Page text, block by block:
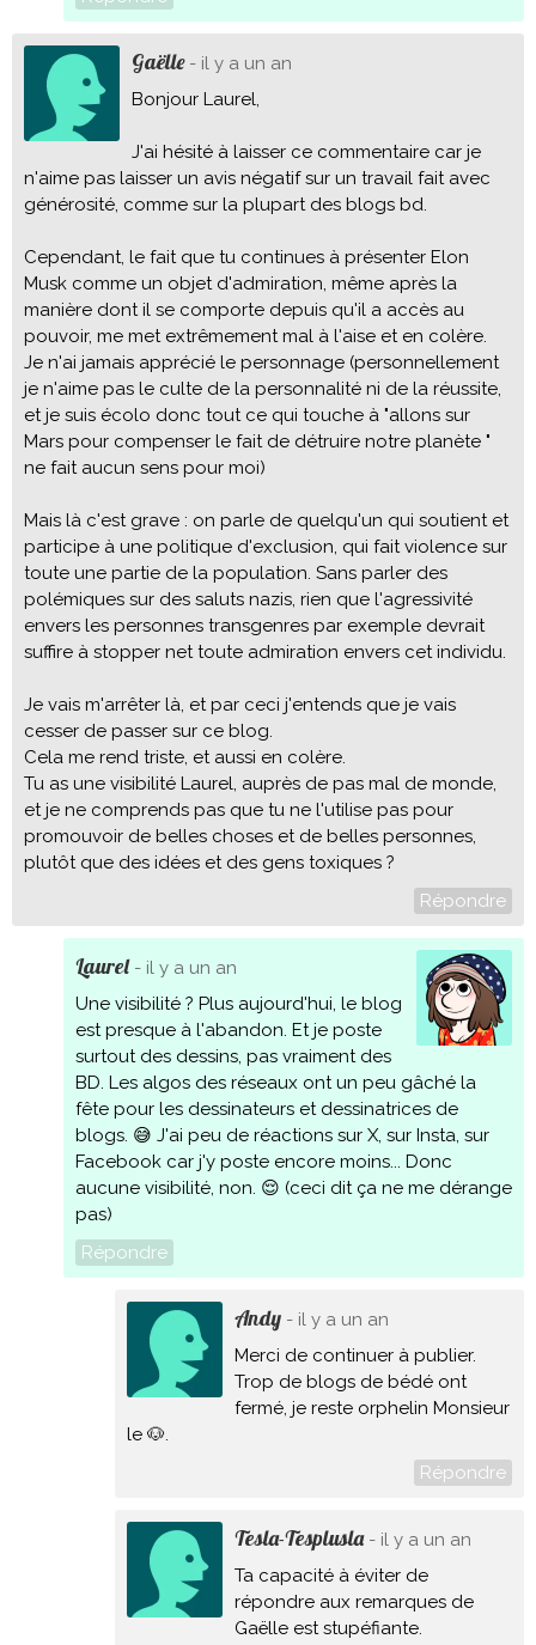
Gaëlle - il y a un an
Bonjour Laurel,
J'ai hésité à laisser ce commentaire car je
n'aime pas laisser un avis négatif sur un travail fait avec
générosité, comme sur la plupart des blogs bd.
Cependant, le fait que tu continues à présenter Elon
Musk comme un objet d'admiration, même après la
manière dont il se comporte depuis qu'il a accès au
pouvoir, me met extrêmement mal à l'aise et en colère.
Je n'ai jamais apprécié le personnage (personnellement
je n'aime pas le culte de la personnalité ni de la réussite,
et je suis écolo donc tout ce qui touche à "allons sur
Mars pour compenser le fait de détruire notre planète "
ne fait aucun sens pour moi)
Mais là c'est grave : on parle de quelqu'un qui soutient et
participe à une politique d'exclusion, qui fait violence sur
toute une partie de la population. Sans parler des
polémiques sur des saluts nazis, rien que l'agressivité
envers les personnes transgenres par exemple devrait
suffire à stopper net toute admiration envers cet individu.
Je vais m'arrêter là, et par ceci j'entends que je vais
cesser de passer sur ce blog.
Cela me rend triste, et aussi en colère.
Tu as une visibilité Laurel, auprès de pas mal de monde,
et je ne comprends pas que tu ne l'utilise pas pour
promouvoir de belles choses et de belles personnes,
plutôt que des idées et des gens toxiques ?
Répondre
Laurel- il y a un an
Une visibilité ? Plus aujourd'hui, le blog
est presque à l'abandon. Et je poste
surtout des dessins, pas vraiment des
BD. Les algos des réseaux ont un peu gâché la
fête pour les dessinateurs et dessinatrices de
blogs. 😅 J'ai peu de réactions sur X, sur Insta, sur
Facebook car j'y poste encore moins... Donc
aucune visibilité, non. 😌 (ceci dit ça ne me dérange
pas)
Répondre
Andy- il y a un an
Merci de continuer à publier.
Trop de blogs de bédé ont
fermé, je reste orphelin Monsieur
le 🐶.
Répondre
Tesla-Tesplusla- il y a un an
Ta capacité à éviter de
répondre aux remarques de
Gaëlle est stupéfiante.